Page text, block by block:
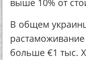
выше 10% от
В общем
растаможивание
больше €1 тыс.